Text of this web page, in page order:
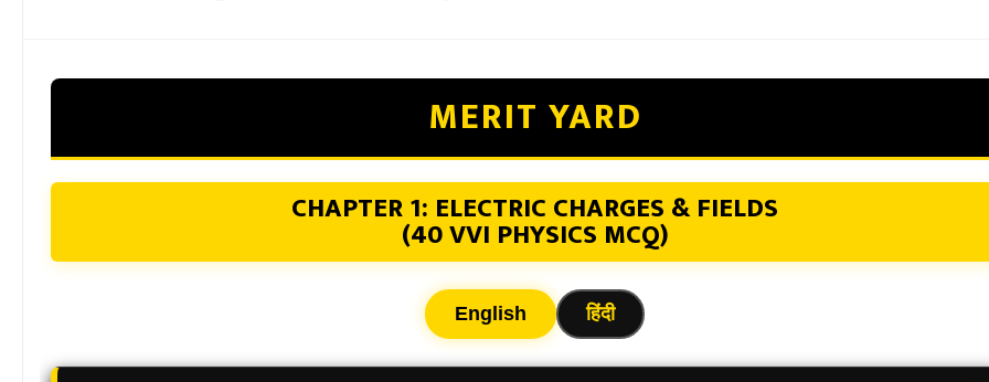
MERIT YARD
CHAPTER 1: ELECTRIC CHARGES & FIELDS
(40 VVI PHYSICS MCQ)
English हिंदी